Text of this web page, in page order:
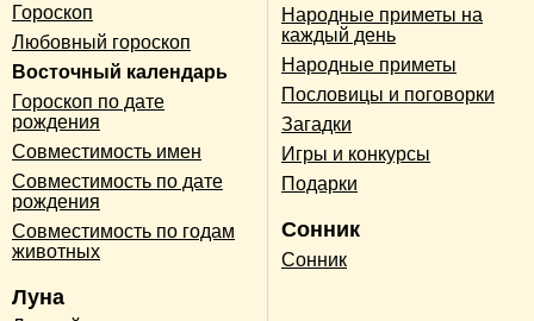
Гороскоп
Любовный гороскоп
Восточный календарь
Гороскоп по дате
рождения
Совместимость имен
Совместимость по дате
рождения
Совместимость по годам
животных
Луна
Народные приметы на
каждый день
Народные приметы
Пословицы и поговорки
Загадки
Игры и конкурсы
Подарки
Сонник
Сонник